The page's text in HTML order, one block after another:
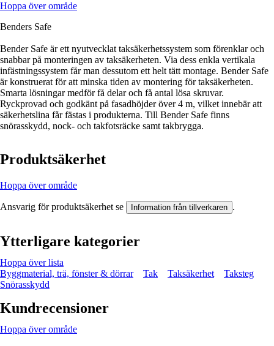
Hoppa över område
Benders Safe
Bender Safe är ett nyutvecklat taksäkerhetssystem som förenklar och
snabbar på monteringen av taksäkerheten. Via dess enkla vertikala
infästningssystem får man dessutom ett helt tätt montage. Bender Safe
är konstruerat för att minska tiden av montering för taksäkerheten.
Smarta lösningar medför få delar och få antal lösa skruvar.
Ryckprovad och godkänt på fasadhöjder över 4 m, vilket innebär att
säkerhetslina får fästas i produkterna. Till Bender Safe finns
snörasskydd, nock- och takfotsräcke samt takbrygga.
Produktsäkerhet
Hoppa över område
Ansvarig för produktsäkerhet se Information från tillverkaren .
Ytterligare kategorier
Hoppa över lista
Byggmaterial, trä, fönster & dörrar
Tak Taksäkerhet
Taksteg
Snörasskydd
Kundrecensioner
Hoppa över område